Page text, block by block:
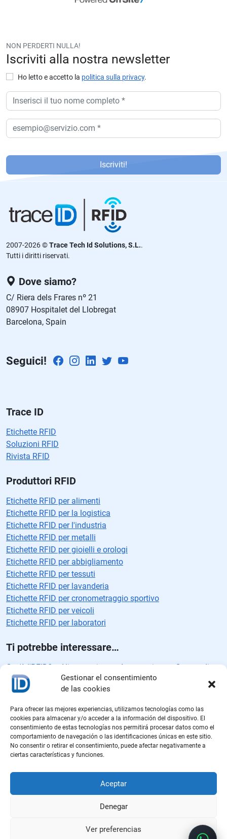
Gestionar el consentimiento
de las cookies
Para ofrecer las mejores experiencias, utilizamos tecnologías como las
cookies para almacenar y/o acceder a la información del dispositivo. El
consentimiento de estas tecnologías nos permitirá procesar datos como el
comportamiento de navegación o las identificaciones únicas en este sitio.
No consentir o retirar el consentimiento, puede afectar negativamente a
ciertas características y funciones.
Aceptar
Denegar
Ver preferencias
NON PERDERTI NULLA!
Iscriviti alla nostra newsletter
Ho letto e accetto la politica sulla privacy.
f
or
ej
e
st
e
c
a
o
o.
Iscriviti!
2007-2026 ©Trace Tech Id Solutions, S.L..
Tutti i diritti riservati.
Dove siamo?
C/ Riera dels Frares nº 21
08907 Hospitalet del Llobregat
Barcelona, Spain
Seguici!
Trace ID
Etichette RFID
Soluzioni RFID
Rivista RFID
Produttori RFID
Etichette RFID per alimenti
Etichette RFID per la logistica
Etichette RFID per l'industria
Etichette RFID per metalli
Etichette RFID per gioielli e orologi
Etichette RFID per abbigliamento
Etichette RFID per tessuti
Etichette RFID per lavanderia
Etichette RFID per cronometraggio sportivo
Etichette RFID per veicoli
Etichette RFID per laboratori
Ti potrebbe interessare…
Cos'è l'RFID? Alimentazione Automazione
Catena di
fornitura
Caratteristiche RFID
Controllo accessi
Controllo qualità
Direttive RFID
alimentare
Industria automobilistica
Inventario
Logistica
Logistica farmaceutica Protocolli RFID
Rain
RFID
Sicurezza Sistema RFID Soluzioni RFID
Vendita
al dettaglio
Vendite